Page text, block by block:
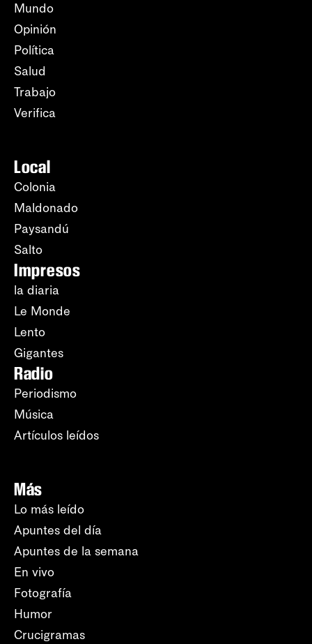
Mundo
Opinión
Política
Salud
Trabajo
Verifica
Local
Colonia
Maldonado
Paysandú
Salto
Impresos
la diaria
Le Monde
Lento
Gigantes
Radio
Periodismo
Música
Artículos leídos
Más
Lo más leído
Apuntes del día
Apuntes de la semana
En vivo
Fotografía
Humor
Crucigramas